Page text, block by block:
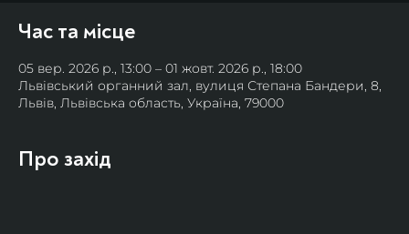
Час та місце
05 вер. 2026 р., 13:00 – 01 жовт. 2026 р., 18:00
Львівський органний зал, вулиця Степана Бандери, 8,
Львів, Львівська область, Україна, 79000
Про захід